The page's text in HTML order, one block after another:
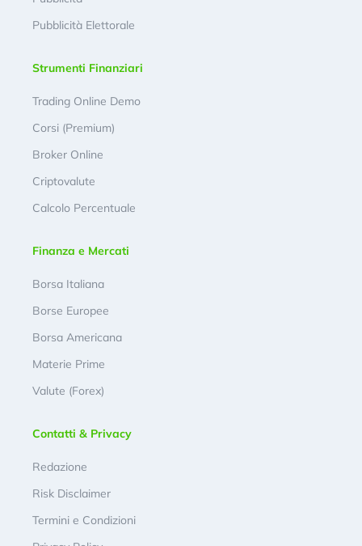
Pubblicità Elettorale
Strumenti Finanziari
Trading Online Demo
Corsi (Premium)
Broker Online
Criptovalute
Calcolo Percentuale
Finanza e Mercati
Borsa Italiana
Borse Europee
Borsa Americana
Materie Prime
Valute (Forex)
Contatti & Privacy
Redazione
Risk Disclaimer
Termini e Condizioni